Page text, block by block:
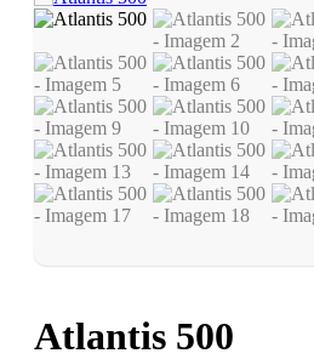
Atlantis 500